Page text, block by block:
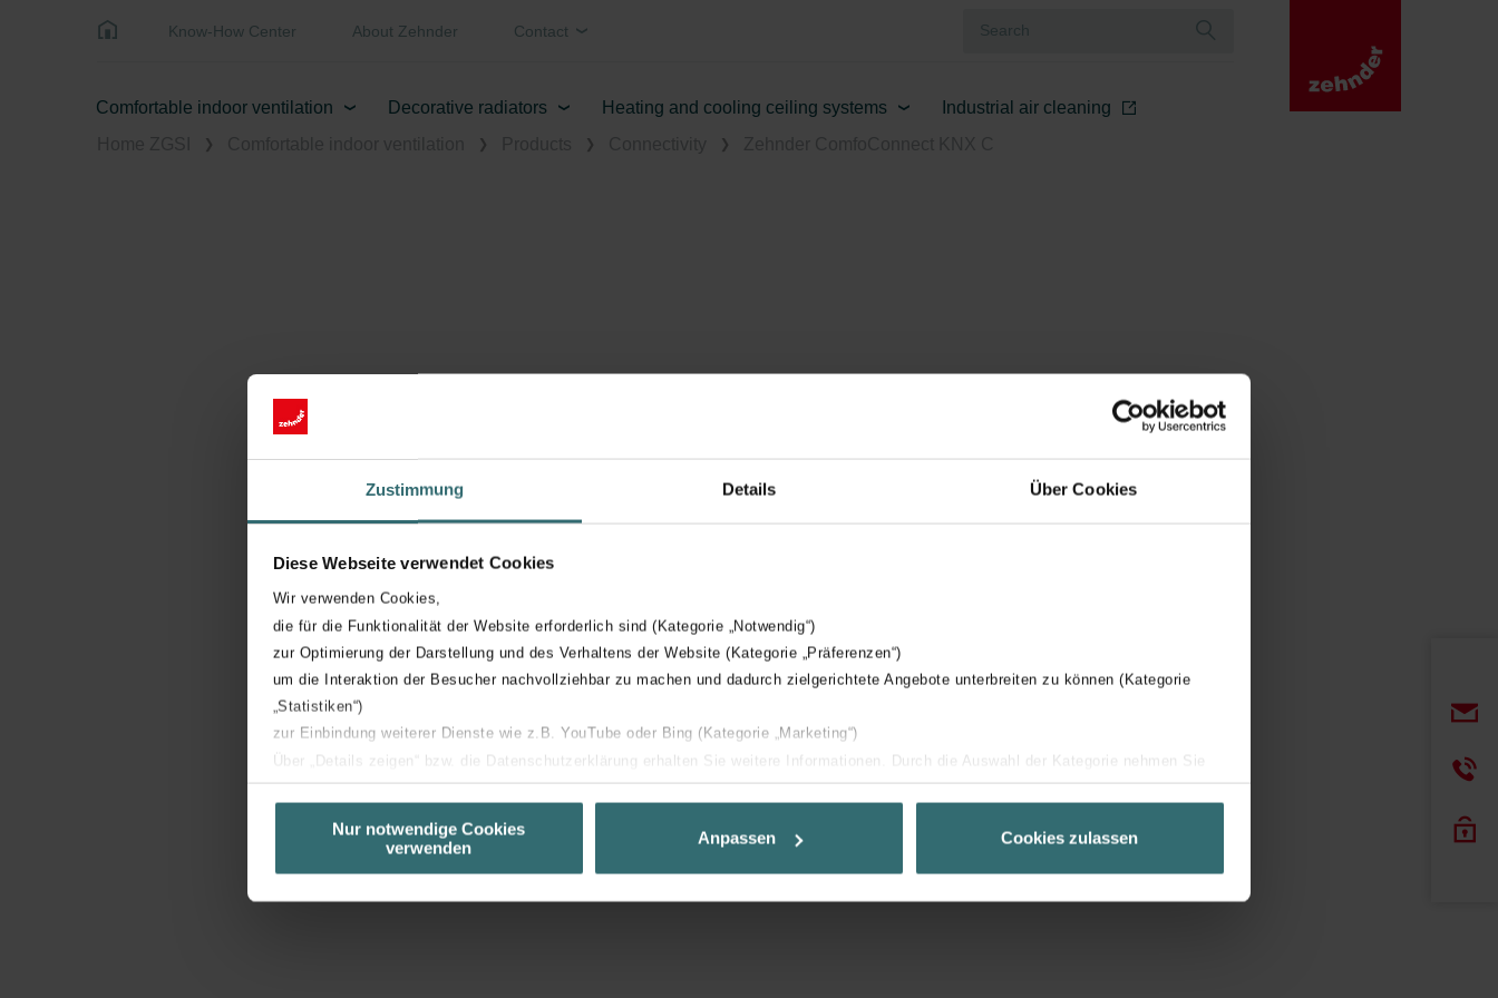
Zustimmung Details Über Cookies
Diese Webseite verwendet Cookies
Wir verwenden Cookies,
die für die Funktionalität der Website erforderlich sind (Kategorie „Notwendig“)
zur Optimierung der Darstellung und des Verhaltens der Website (Kategorie „Präferenzen“)
um die Interaktion der Besucher nachvollziehbar zu machen und dadurch zielgerichtete Angebote unterbreiten zu können (Kategorie
„Statistiken“)
zur Einbindung weiterer Dienste wie z.B. YouTube oder Bing (Kategorie „Marketing“)
Über „Details zeigen“ bzw. die Datenschutzerklärung erhalten Sie weitere Informationen. Durch die Auswahl der Kategorie nehmen Sie
unserer Website verwenden, um Ihnen die bestmögliche Nutzererfahrung zu ermöglichen und Ihnen maßgeschneiderte Informationen
basierend auf Ihren Interessen zur Verfügung zu stellen. Alle Einwilligungen können Sie selbstverständlich über einen Link in der
Datenschutzerklärung widerrufen.
Nur notwendige Cookies
verwenden
Anpassen Cookies zulassen
Know-How Center About Zehnder Contact
Comfortable indoor ventilation Decorative radiators Heating and cooling ceiling systems
Industrial air cleaning